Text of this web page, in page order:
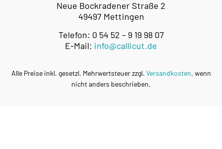
Neue Bockradener Straße 2
49497 Mettingen
Telefon: 0 54 52 – 9 19 98 07
E-Mail: info@callicut.de
Alle Preise inkl. gesetzl. Mehrwertsteuer zzgl. Versandkosten, wenn
nicht anders beschrieben.